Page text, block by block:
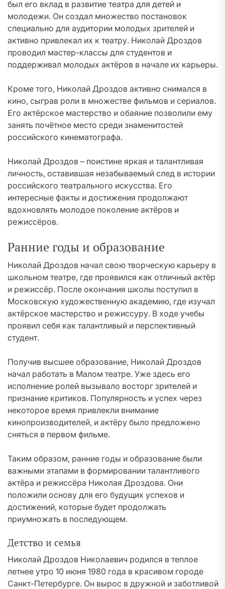
был его вклад в развитие театра для детей и
молодежи. Он создал множество постановок
специально для аудитории молодых зрителей и
активно привлекал их к театру. Николай Дроздов
проводил мастер-классы для студентов и
поддерживал молодых актёров в начале их карьеры.
Кроме того, Николай Дроздов активно снимался в
кино, сыграв роли в множестве фильмов и сериалов.
Его актёрское мастерство и обаяние позволили ему
занять почётное место среди знаменитостей
российского кинематографа.
Николай Дроздов – поистине яркая и талантливая
личность, оставившая незабываемый след в истории
российского театрального искусства. Его
интересные факты и достижения продолжают
вдохновлять молодое поколение актёров и
режиссёров.
Ранние годы и образование
Николай Дроздов начал свою творческую карьеру в
школьном театре, где проявился как отличный актёр
и режиссёр. После окончания школы поступил в
Московскую художественную академию, где изучал
актёрское мастерство и режиссуру. В ходе учебы
проявил себя как талантливый и перспективный
студент.
Получив высшее образование, Николай Дроздов
начал работать в Малом театре. Уже здесь его
исполнение ролей вызывало восторг зрителей и
признание критиков. Популярность и успех через
некоторое время привлекли внимание
кинопроизводителей, и актёру было предложено
сняться в первом фильме.
Таким образом, ранние годы и образование были
важными этапами в формировании талантливого
актёра и режиссёра Николая Дроздова. Они
положили основу для его будущих успехов и
достижений, которые будет продолжать
приумножать в последующем.
Детство и семья
Николай Дроздов Николаевич родился в теплое
летнее утро 10 июня 1980 года в красивом городе
Санкт-Петербурге. Он вырос в дружной и заботливой